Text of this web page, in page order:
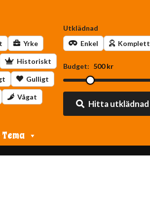
Yrke
Historiskt
Gulligt
Vågat
Utklädnad
Enkel
Komplett
Budget: 500 kr
Hitta utklädnad
Tema